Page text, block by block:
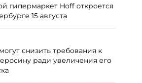
гипермаркет Hoff откроется
15 августа
снизить требования к
ради увеличения его